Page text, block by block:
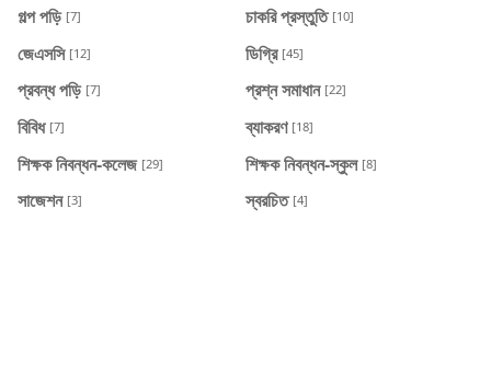
গল্প পড়ি [7] চাকরি প্রস্তুতি [10]
জেএসসি [12] ডিগ্রি [45]
প্রবন্ধ পড়ি [7] প্রশ্ন সমাধান [22]
বিবিধ [7] ব্যাকরণ [18]
শিক্ষক নিবন্ধন-কলেজ [29] শিক্ষক নিবন্ধন-স্কুল [8]
সাজেশন [3] স্বরচিত [4]